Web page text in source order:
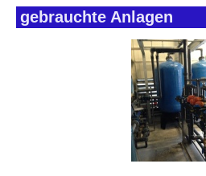
gebrauchte Anlagen